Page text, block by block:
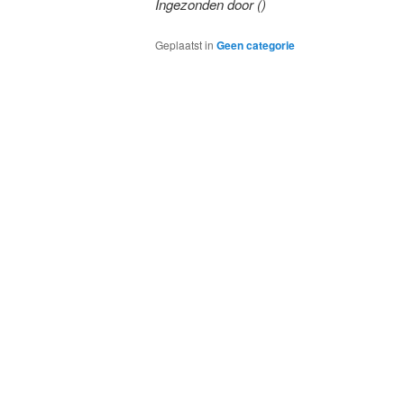
Geplaatst in Geen categorie